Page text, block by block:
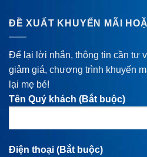
ĐỀ XUẤT KHUYẾN MÃI
Để lại lời nhắn, thông tin cần tư
giảm giá, chương trình khuyến
lại mẹ bé!
Tên Quý khách (Bắt buộc)
Điện thoại (Bắt buộc)